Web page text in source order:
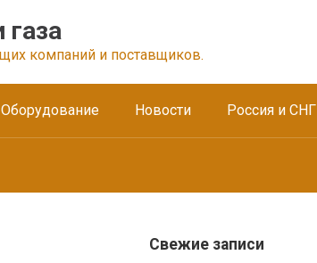
компаний и поставщиков.
Оборудование Новости Россия и СНГ
Свежие записи